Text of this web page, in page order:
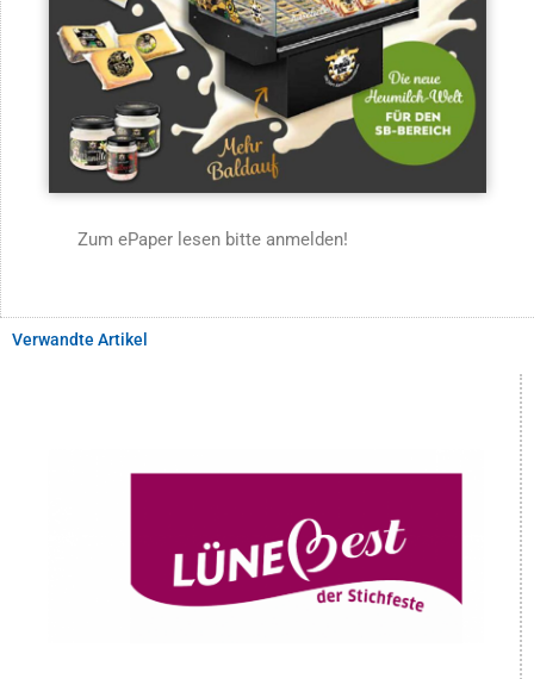
Zum ePaper lesen bitte anmelden!
Verwandte Artikel